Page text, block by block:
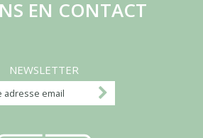
EN CONTACT
NEWSLETTER